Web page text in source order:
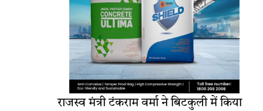
राजस्व मंत्री टंकराम वर्मा ने बिटकुली में किया